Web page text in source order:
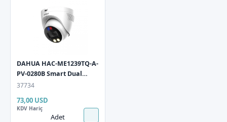
DAHUA HAC-ME1239TQ-A-
PV-0280B Smart Dual
Light 2MP 3.6mm Dome
Kamerasi
37734
73,00 USD
KDV Hariç
Adet